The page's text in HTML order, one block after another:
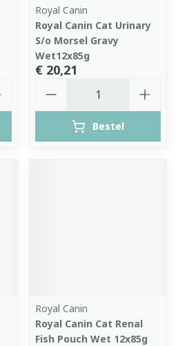
Royal Canin
Royal Canin Cat Urinary
S/o Morsel Gravy
Wet12x85g
€ 20,21
Bestel
Royal Canin
Royal Canin Cat Renal
Fish Pouch Wet 12x85g